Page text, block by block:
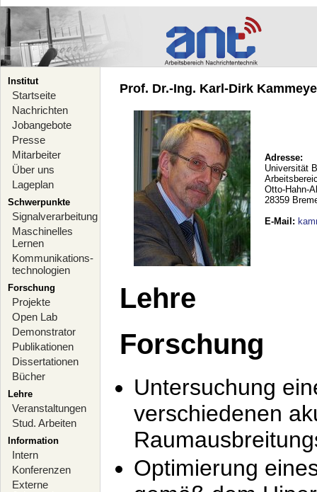
Institut
Startseite
Nachrichten
Jobangebote
Presse
Mitarbeiter
Über uns
Lageplan
Schwerpunkte
Signalverarbeitung
Maschinelles
Lernen
Kommunikations-
technologien
Forschung
Projekte
Open Lab
Demonstrator
Publikationen
Dissertationen
Bücher
Lehre
Veranstaltungen
Stud. Arbeiten
Information
Intern
Konferenzen
Externe
Prof. Dr.-Ing. Karl-Dirk
Adresse:
Universität
Otto-Hahn-
28359
E-Mail :
Lehre
Forschung
Untersuchung
verschiedenen
Optimierung